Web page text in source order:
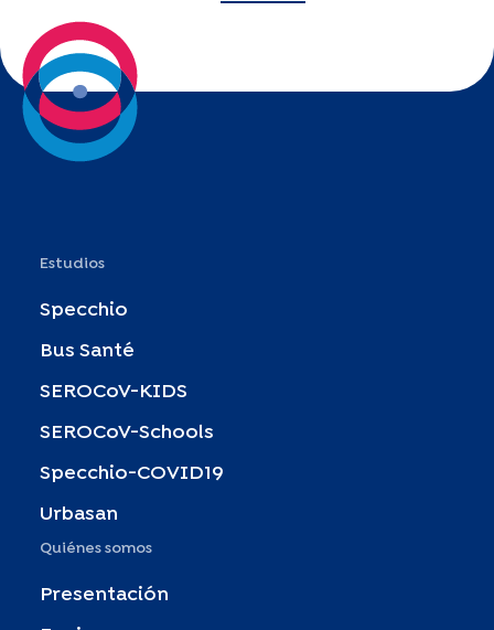
Estudios
Specchio
Bus Santé
SEROCoV-KIDS
SEROCoV-Schools
Specchio-COVID19
Urbasan
Quiénes somos
Presentación